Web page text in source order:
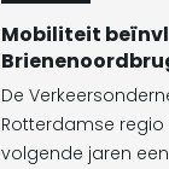
Mobiliteit
De
Rotterdamse regio
volgende jaren een